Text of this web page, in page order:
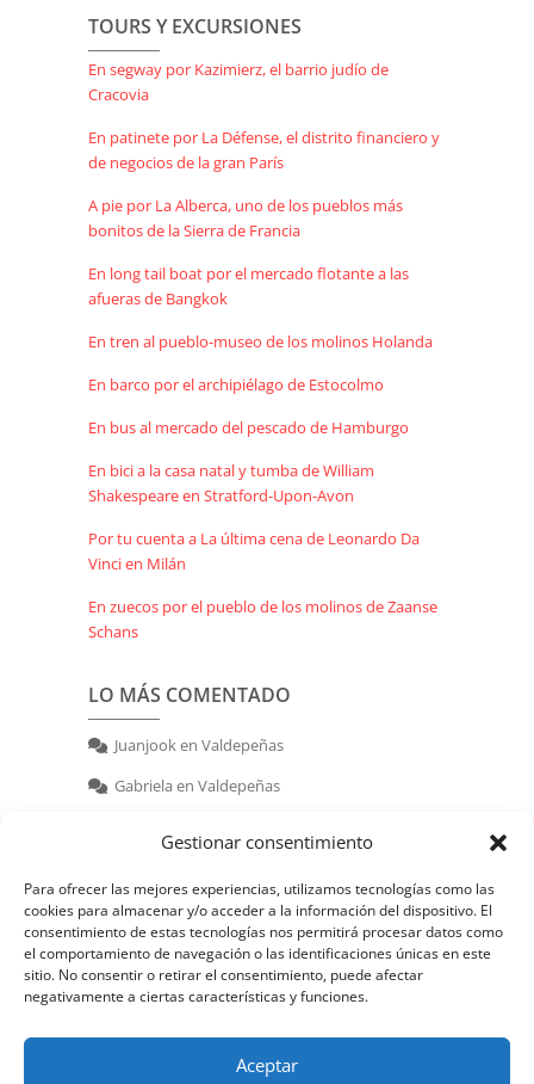
Gestionar consentimiento
Para ofrecer las mejores experiencias, utilizamos tecnologías como las
cookies para almacenar y/o acceder a la información del dispositivo. El
consentimiento de estas tecnologías nos permitirá procesar datos como
el comportamiento de navegación o las identificaciones únicas en este
sitio. No consentir o retirar el consentimiento, puede afectar
negativamente a ciertas características y funciones.
Aceptar
TOURS Y EXCURSIONES
En segway por Kazimierz, el barrio judío de
Cracovia
En patinete por La Défense, el distrito financiero y
de negocios de la gran París
A pie por La Alberca, uno de los pueblos más
bonitos de la Sierra de Francia
En long tail boat por el mercado flotante a las
afueras de Bangkok
En tren al pueblo-museo de los molinos Holanda
En barco por el archipiélago de Estocolmo
En bus al mercado del pescado de Hamburgo
En bici a la casa natal y tumba de William
Shakespeare en Stratford-Upon-Avon
Por tu cuenta a La última cena de Leonardo Da
Vinci en Milán
En zuecos por el pueblo de los molinos de Zaanse
Schans
LO MÁS COMENTADO
Juanjooken Valdepeñas
Gabriela en Valdepeñas